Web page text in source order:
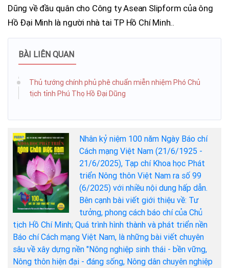
Dũng về đầu quân cho Công ty Asean Slipform của ông
Hồ Đại Minh là người nhà tai TP Hồ Chí Minh..
BÀI LIÊN QUAN
Thủ tướng chính phủ phê chuẩn miễn nhiệm Phó Chủ
tịch tỉnh Phú Thọ Hồ Đại Dũng
Nhân kỷ niệm 100 năm Ngày Báo chí
Cách mạng Việt Nam (21/6/1925 -
21/6/2025), Tạp chí Khoa học Phát
triển Nông thôn Việt Nam ra số 99
(6/2025) với nhiều nội dung hấp dẫn.
Bên cạnh bài viết giới thiệu về: Tư
tưởng, phong cách báo chí của Chủ
tịch Hồ Chí Minh; Quá trình hình thành và phát triển nền
Báo chí Cách mạng Việt Nam, là những bài viết chuyên
sâu về xây dựng nền "Nông nghiệp sinh thái - bền vững,
Nông thôn hiện đại - đáng sống, Nông dân chuyên nghiệp